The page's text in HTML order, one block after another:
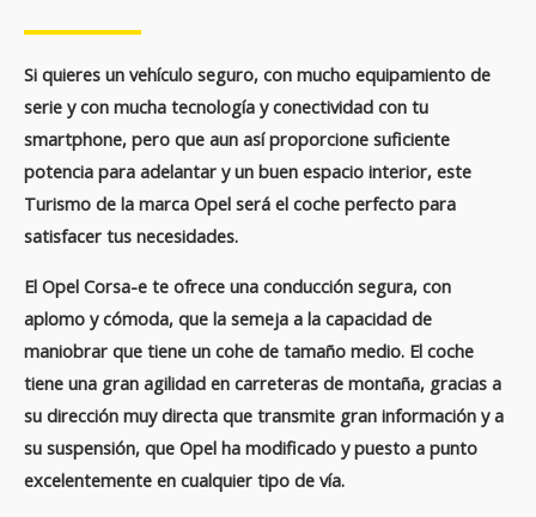
Si quieres un vehículo seguro, con mucho equipamiento de
serie y con mucha tecnología y conectividad con tu
smartphone, pero que aun así proporcione suficiente
potencia para adelantar y un buen espacio interior, este
Turismo de la marca Opel será el coche perfecto para
satisfacer tus necesidades.
El Opel Corsa-e te ofrece una conducción segura, con
aplomo y cómoda, que la semeja a la capacidad de
maniobrar que tiene un cohe de tamaño medio. El coche
tiene una gran agilidad en carreteras de montaña, gracias a
su dirección muy directa que transmite gran información y a
su suspensión, que Opel ha modificado y puesto a punto
excelentemente en cualquier tipo de vía.